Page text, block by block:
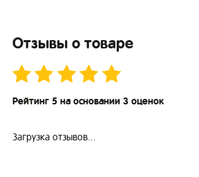
Отзывы о товаре
Рейтинг 5 на основании 3 оценок
Загрузка отзывов...